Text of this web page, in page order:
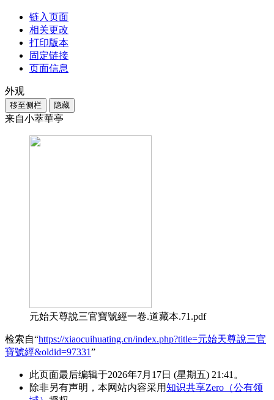
链入页面
相关更改
打印版本
固定链接
页面信息
外观
移至侧栏 隐藏
来自小萃華亭
元始天尊說三官寶號經一卷.道藏本.71.pdf
检索自“https://xiaocuihuating.cn/index.php?title=元始天尊說三官
寶號經&oldid=97331”
此页面最后编辑于2026年7月17日 (星期五) 21:41。
除非另有声明，本网站内容采用知识共享Zero（公有领